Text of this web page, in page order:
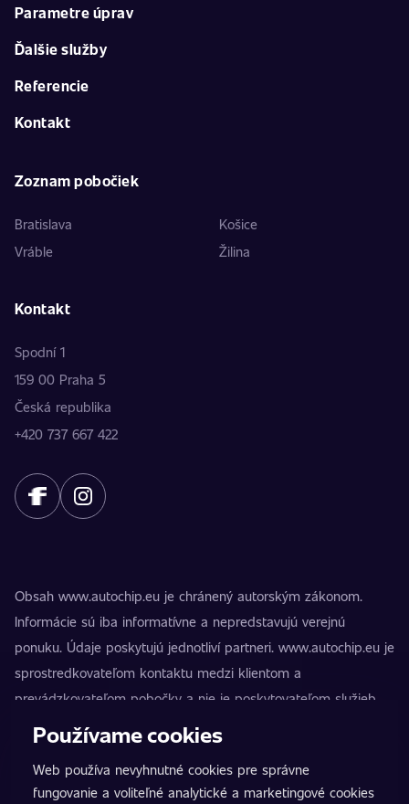
Parametre úprav
Ďalšie služby
Referencie
Kontakt
Zoznam pobočiek
Bratislava
Košice
Vráble
Žilina
Kontakt
Spodní 1
159 00 Praha 5
Česká republika
+420 737 667 422
Obsah www.autochip.eu je chránený autorským zákonom.
Informácie sú iba informatívne a nepredstavujú verejnú
ponuku. Údaje poskytujú jednotliví partneri. www.autochip.eu je
sprostredkovateľom kontaktu medzi klientom a
prevádzkovateľom pobočky a nie je poskytovateľom služieb.
AutoChip® je registrovaná ochranná známka Petra Kučeru.
technickej nespôsobilosti vozidla na premávku na pozemných
komunikáciách. Presné informácie vždy poskytuje konkrétny
Používame cookies
Web používa nevyhnutné cookies pre správne
fungovanie a voliteľné analytické a marketingové cookies